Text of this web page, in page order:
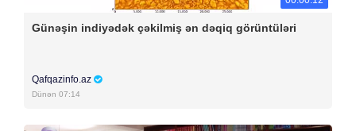
Günəşin indiyədək çəkilmiş ən dəqiq görüntüləri
Qafqazinfo.az
Dünən 07:14